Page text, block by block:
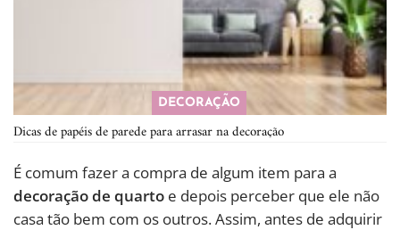
DECORAÇÃO
Dicas de papéis de parede para arrasar na decoração
É comum fazer a compra de algum item para a
decoração de quarto e depois perceber que ele não
casa tão bem com os outros. Assim, antes de adquirir